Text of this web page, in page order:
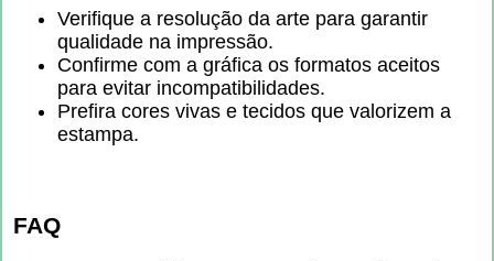
Verifique a resolução da arte para garantir
qualidade na impressão.
Confirme com a gráfica os formatos aceitos
para evitar incompatibilidades.
Prefira cores vivas e tecidos que valorizem a
estampa.
FAQ